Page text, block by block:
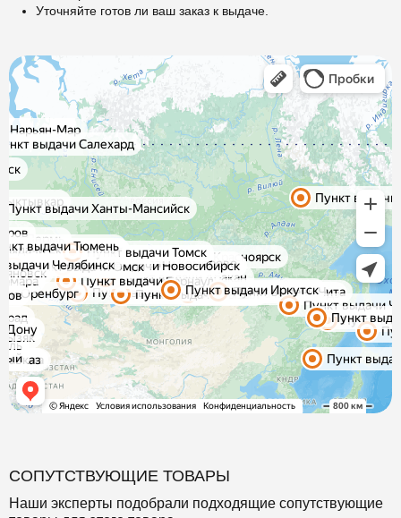
Уточняйте готов ли ваш заказ к выдаче.
СОПУТСТВУЮЩИЕ ТОВАРЫ
Наши эксперты подобрали подходящие сопутствующие